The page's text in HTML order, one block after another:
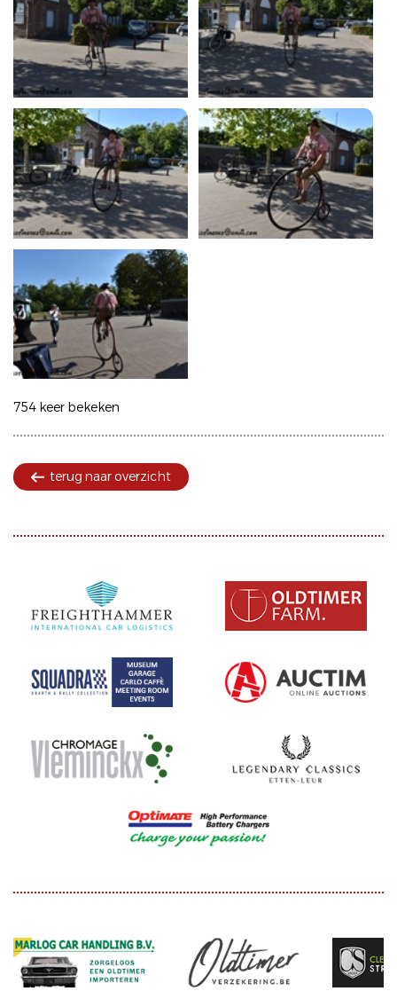
754 keer bekeken
terug naar overzicht